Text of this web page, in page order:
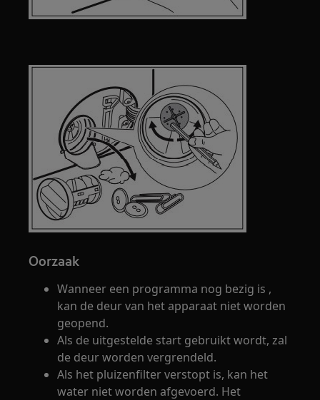
Oorzaak
Wanneer een programma nog bezig is ,
kan de deur van het apparaat niet worden
geopend.
Als de uitgestelde start gebruikt wordt, zal
de deur worden vergrendeld.
Als het pluizenfilter verstopt is, kan het
water niet worden afgevoerd. Het